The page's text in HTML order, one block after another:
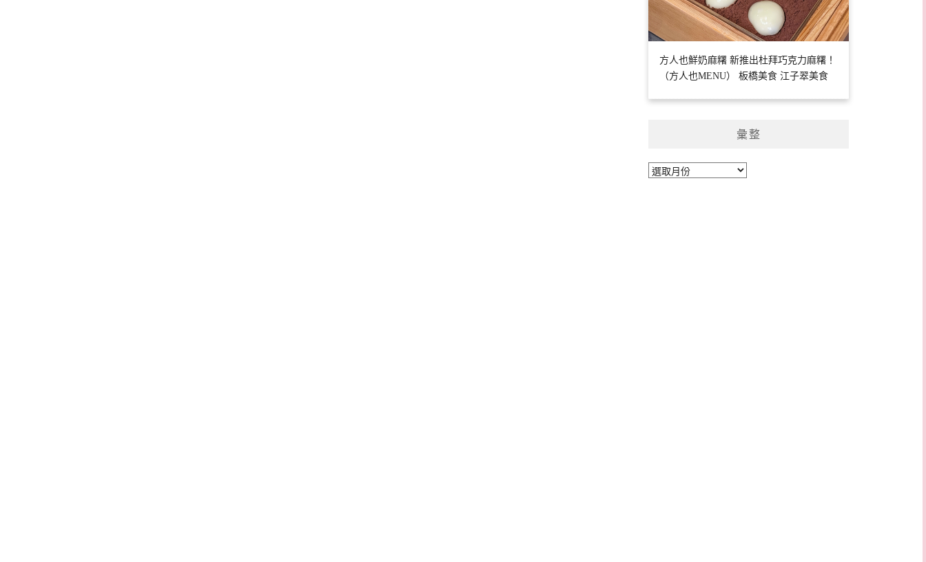
方人也鮮奶麻糬 新推出杜拜巧克力麻糬！
（方人也MENU） 板橋美食 江子翠美食
彙整
彙